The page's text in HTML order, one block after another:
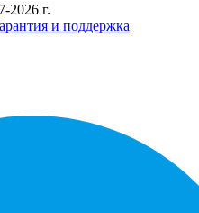
2026 г.
и поддержка